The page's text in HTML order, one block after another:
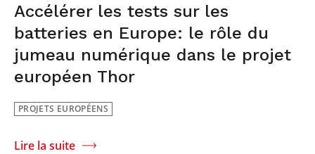
Accélérer les tests sur les
batteries en Europe: le rôle du
jumeau numérique dans le projet
européen Thor
PROJETS EUROPÉENS
Lire la suite